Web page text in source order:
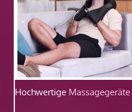
Hochwertige Massagegeräte